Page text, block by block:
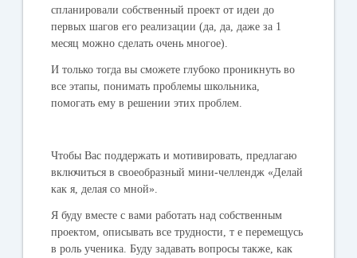
спланировали собственный проект от идеи до
первых шагов его реализации (да, да, даже за 1
месяц можно сделать очень многое).
И только тогда вы сможете глубоко проникнуть во
все этапы, понимать проблемы школьника,
помогать ему в решении этих проблем.
Чтобы Вас поддержать и мотивировать, предлагаю
включиться в своеобразный мини-челлендж «Делай
как я, делая со мной».
Я буду вместе с вами работать над собственным
проектом, описывать все трудности, т е перемещусь
в роль ученика. Буду задавать вопросы также, как